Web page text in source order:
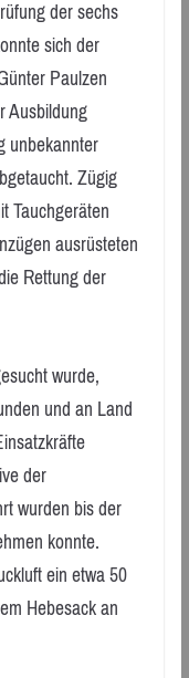
der sechs
sich der
Paulzen
Ausbildung
unbekannter
Zügig
Tauchgeräten
ausrüsteten
Rettung der
wurde,
und an Land
der
wurden bis der
konnte.
ein etwa 50
Hebesack an